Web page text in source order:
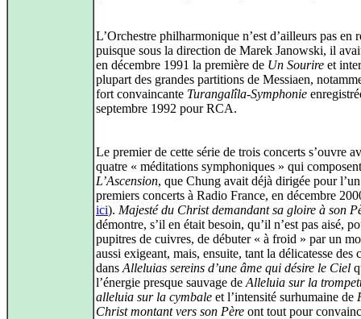
L’Orchestre philharmonique n’est d’ailleurs pas en
puisque sous la direction de Marek Janowski, il
en décembre 1991 la première de Un Sourire et
plupart des grandes partitions de Messiaen,
fort convaincante Turangalîla-Symphonie
septembre 1992 pour RCA.
Le premier de cette série de trois concerts s’ouvre
quatre « méditations symphoniques » qui composent
L’Ascension, que Chung avait déjà dirigée pour l’un
premiers concerts à Radio France, en décembre
ici). Majesté du Christ demandant sa gloire à son
démontre, s’il en était besoin, qu’il n’est pas aisé,
pupitres de cuivres, de débuter « à froid » par un
aussi exigeant, mais, ensuite, tant la délicatesse des
dans Alleluias sereins d’une âme qui désire le Ciel
l’énergie presque sauvage de Alleluia sur la
alleluia sur la cymbale et l’intensité surhumaine de
Christ montant vers son Père ont tout pour